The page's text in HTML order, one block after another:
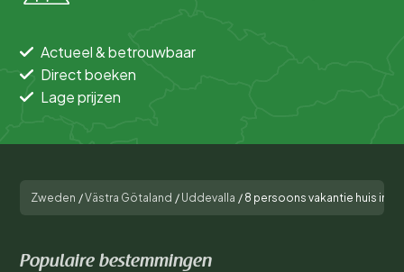
Actueel & betrouwbaar
Direct boeken
Lage prijzen
Zweden /Västra Götaland / Uddevalla / 8 persoons vakantie huis in
Populaire bestemmingen